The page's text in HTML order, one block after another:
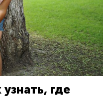
где